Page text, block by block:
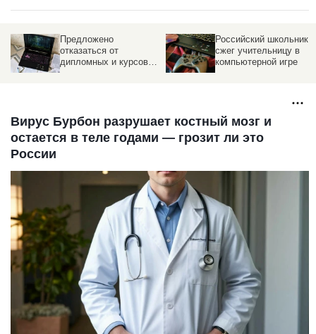
Российский школьник
сжег учительницу в
компьютерной игре
Что не будет считаться
шпаргалкой на ЕГЭ.
Список
Вирус Бурбон разрушает костный мозг и
остается в теле годами — грозит ли это
России